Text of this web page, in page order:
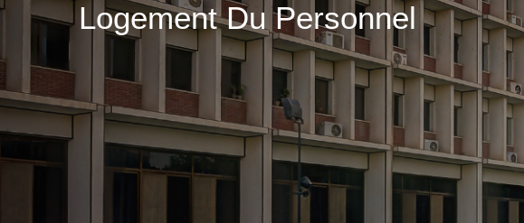
Logement Du Personnel